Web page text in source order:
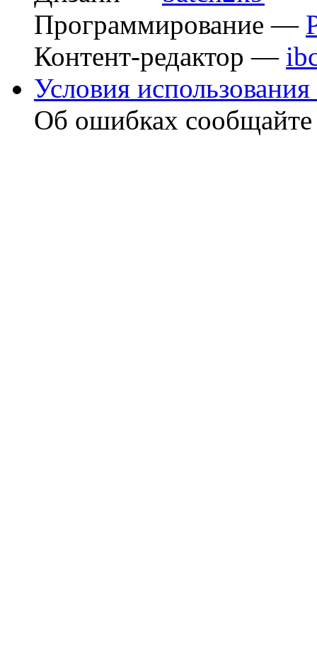
Программирование —
Контент-редактор —
Условия использования
Об ошибках